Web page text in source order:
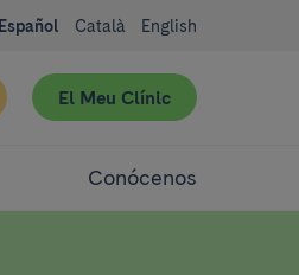
Español Català English
El Meu Clínic
Conócenos